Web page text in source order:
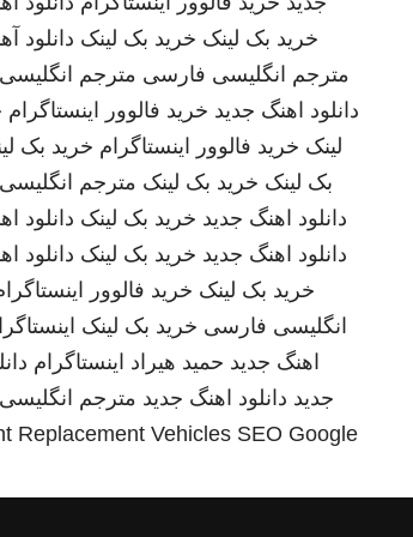
خرید بک لینک خرید بک لینک دانلود
مترجم انگلیسی فارسی مترجم
دانلود اهنگ جدید خرید فالوور اینستاگرام
لینک خرید فالوور اینستاگرام خرید بک
بک لینک خرید بک لینک مترجم
دانلود اهنگ جدید خرید بک لینک دانلود
دانلود اهنگ جدید خرید بک لینک دانلود
خرید بک لینک خرید فالوور
انگلیسی فارسی خرید بک لینک
اهنگ جدید حمید هیراد اینستاگرام
جدید دانلود اهنگ جدید مترجم
Replacement Vehicles SEO Google